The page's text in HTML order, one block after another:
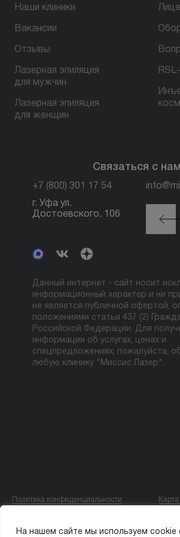
На нашем сайте мы используем cookie
БЕСПЛАТНАЯ КОНСУЛЬТАЦИЯ
Наши клиники
Вакансии
Отзывы
Лазерная эпиляция
для мужчин
Лазерная эпиляция
для женщин
Связаться с
+7 (800) 301 17 54
г. Уфа ул.
Достоевского, 106
г.
ул.
Данный интернет - сайт носит
информационный характер и ни
не является публичной офертой,
положениями статьи 437 (2)
Российской Федерации. Для
информации об услугах, ценах и
спецпредложениях, пожалуйста,
любую клинику "Миссис Лазер".
Политика конфиденциальности Карта